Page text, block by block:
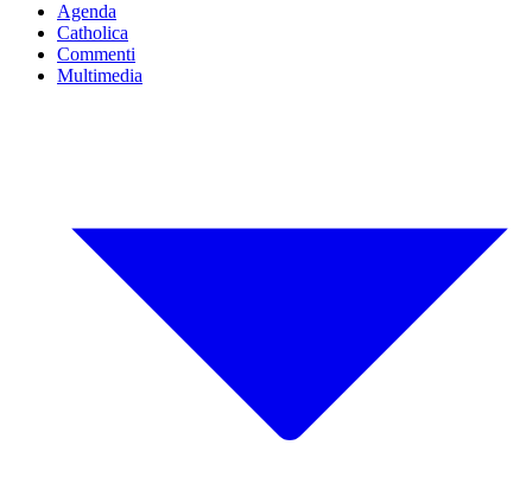
Agenda
Catholica
Commenti
Multimedia